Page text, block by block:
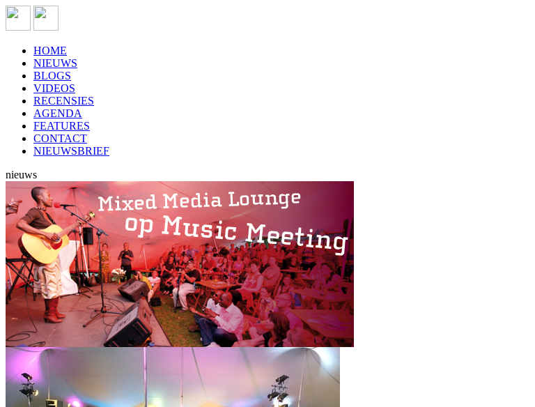
HOME
NIEUWS
BLOGS
VIDEOS
RECENSIES
AGENDA
FEATURES
CONTACT
NIEUWSBRIEF
nieuws